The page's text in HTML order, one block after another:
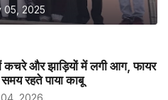
05, 2025
कचरे और झाड़ियों में लगी आग, फायर
रहते पाया काबू
2026